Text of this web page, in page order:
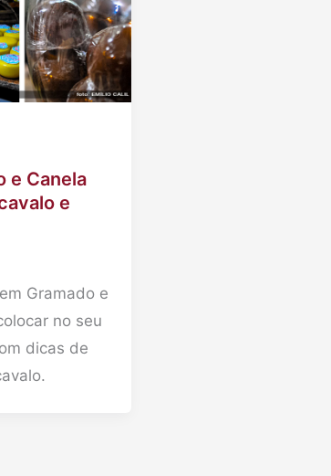
e Canela
e
Gramado e
no seu
dicas de